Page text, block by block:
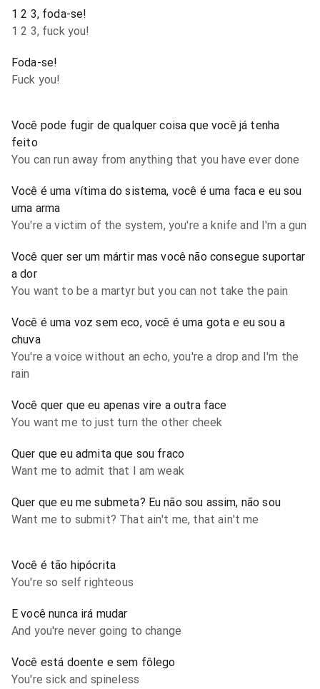
1 2 3, foda-se!
1 2 3, fuck you!
Foda-se!
Fuck you!
Você pode fugir de qualquer coisa que você já tenha
feito
You can run away from anything that you have ever done
Você é uma vítima do sistema, você é uma faca e eu sou
uma arma
You're a victim of the system, you're a knife and I'm a gun
Você quer ser um mártir mas você não consegue suportar
a dor
You want to be a martyr but you can not take the pain
Você é uma voz sem eco, você é uma gota e eu sou a
chuva
You're a voice without an echo, you're a drop and I'm the
rain
Você quer que eu apenas vire a outra face
You want me to just turn the other cheek
Quer que eu admita que sou fraco
Want me to admit that I am weak
Quer que eu me submeta? Eu não sou assim, não sou
Want me to submit? That ain't me, that ain't me
Você é tão hipócrita
You're so self righteous
E você nunca irá mudar
And you're never going to change
Você está doente e sem fôlego
You're sick and spineless